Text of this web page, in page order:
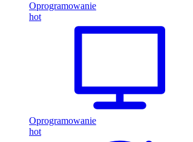
Oprogramowanie
hot
Oprogramowanie
hot